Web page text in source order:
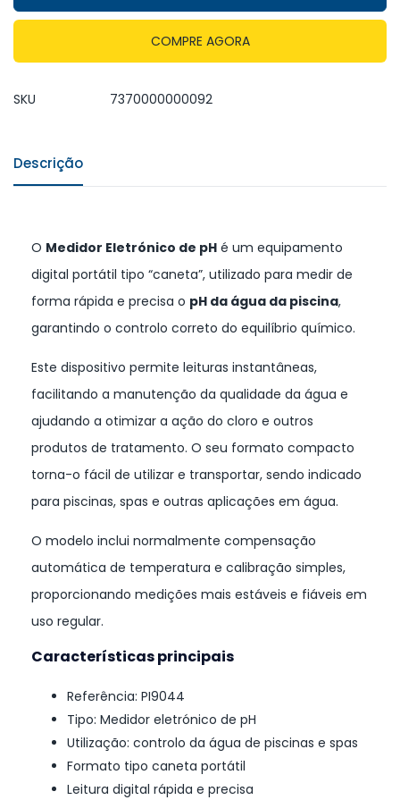
COMPRE AGORA
SKU 7370000000092
Descrição
O Medidor Eletrónico de pH é um equipamento
digital portátil tipo “caneta”, utilizado para medir de
forma rápida e precisa o pH da água da piscina,
garantindo o controlo correto do equilíbrio químico.
Este dispositivo permite leituras instantâneas,
facilitando a manutenção da qualidade da água e
ajudando a otimizar a ação do cloro e outros
produtos de tratamento. O seu formato compacto
torna-o fácil de utilizar e transportar, sendo indicado
para piscinas, spas e outras aplicações em água.
O modelo inclui normalmente compensação
automática de temperatura e calibração simples,
proporcionando medições mais estáveis e fiáveis em
uso regular.
Características principais
Referência: PI9044
Tipo: Medidor eletrónico de pH
Utilização: controlo da água de piscinas e spas
Formato tipo caneta portátil
Leitura digital rápida e precisa